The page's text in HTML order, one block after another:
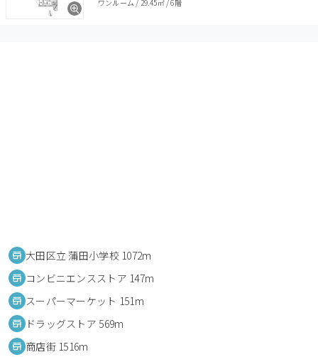
ワンルーム / 29.45㎡/6階
大田区立 蒲田小学校 1072m
コンビニエンスストア 147m
スーパーマーケット 151m
ドラッグストア 569m
商店街 1516m